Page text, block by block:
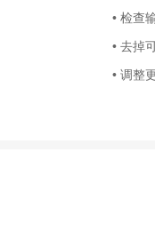
• 检查
• 去掉
• 调整